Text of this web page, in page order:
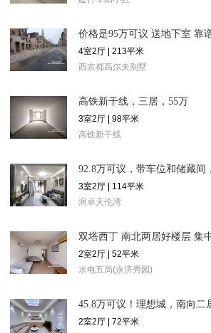
价格是95万可议 送地下室 靠
4室2厅 | 213平米
西京都高尔夫别墅
高铁新干线，三居，55万
3室2厅 | 98平米
高铁新干线
3室2厅 | 114平米
润卓天伦湾
双塔西丁 南北两居好楼层 集
2室2厅 | 52平米
水电五局(永济秀园)
2室2厅 | 72平米